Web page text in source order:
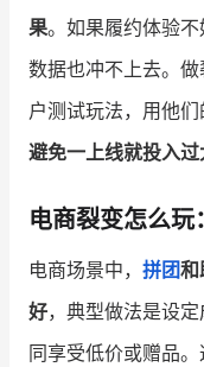
果。如果履约体验
数据也冲不上去。
户测试玩法，用他们
避免一上线就投入
电商裂变怎么
电商场景中， 拼团和
好，典型做法是设
同享受低价或赠品